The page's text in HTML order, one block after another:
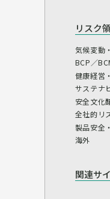
リスク
気候変動
BCP／
健康経営
サステナ
安全文化
全社的リ
製品安全
海外
関連サ